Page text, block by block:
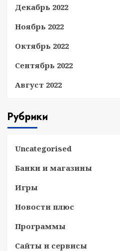
Декабрь 2022
Ноябрь 2022
Октябрь 2022
Сентябрь 2022
Август 2022
Рубрики
Uncategorised
Банки и магазины
Игры
Новости плюс
Программы
Сайты и сервисы